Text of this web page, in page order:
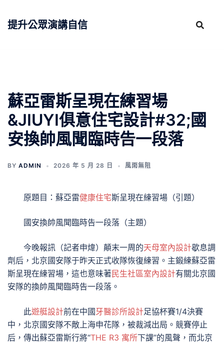
提升公眾演講自信
蘇亞雷斯呈現在練習場
&JIUYI俱意住宅設計#32;國
安換帥風聞臨時告一段落
BY ADMIN 2026 年 5 月 28 日 風雨無阻
原題目：蘇亞雷健康住宅斯呈現在練習場（引題）
國安換帥風聞臨時告一段落（主題）
今晚報訊（記者申煒）顛末一周的天母室內設計歇息調
劑后，北京國安隊于昨天正式收隊恢復練習。主鍛練蘇亞雷
斯呈現在練習場，這也意味著民生社區室內設計有關北京國
安隊的換帥風聞臨時告一段落。
此遊艇設計前在中國牙醫診所設計足協杯賽1/4決賽
中，北京國安隊不敵上海申花隊，被裁減出局。競賽停止
后，傳出蘇亞雷斯行將“THE R3 寓所下課”的風聲，而北京